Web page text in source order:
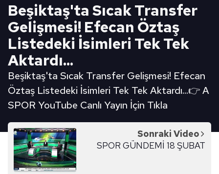
Beşiktaş'ta Sıcak Transfer
Gelişmesi! Efecan Öztaş
Listedeki İsimleri Tek Tek
Aktardı...
Beşiktaş'ta Sıcak Transfer Gelişmesi! Efecan
Öztaş Listedeki İsimleri Tek Tek Aktardı...👉 A
SPOR YouTube Canlı Yayın İçin Tıkla
Sonraki Video
SPOR GÜNDEMİ 18 ŞUBAT